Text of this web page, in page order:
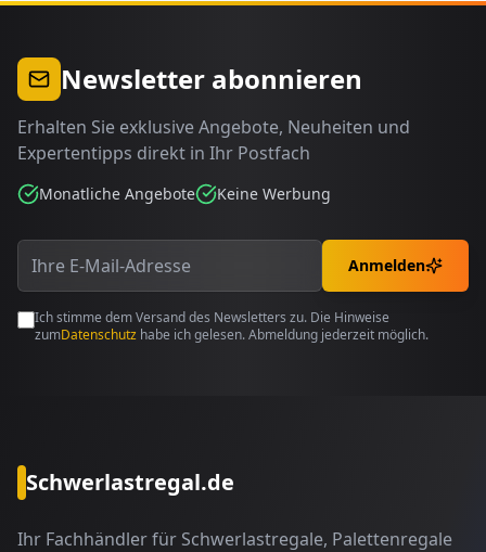
Newsletter abonnieren
Erhalten Sie exklusive Angebote, Neuheiten und
Expertentipps direkt in Ihr Postfach
Monatliche Angebote Keine Werbung
Anmelden
Ich stimme dem Versand des Newsletters zu. Die Hinweise
zumDatenschutz habe ich gelesen. Abmeldung jederzeit möglich.
Schwerlastregal.de
Ihr Fachhändler für Schwerlastregale, Palettenregale